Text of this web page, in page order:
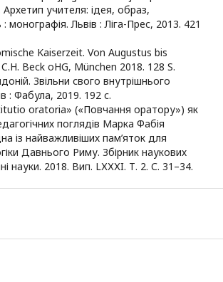
учителя: ідея, образ,
: монографія. Львів : Ліга-Прес, 2013. 421
Kaiserzeit. Von Augustus bis
Beck oHG, München 2018. 128 S.
Звільни свого внутрішнього
: Фабула, 2019. 192 с.
oratoria» («Повчання оратору») як
поглядів Марка Фабія
із найважливіших пам’яток для
Давнього Риму. Збірник наукових
науки. 2018. Вип. LХХХI. Т. 2. С. 31–34.